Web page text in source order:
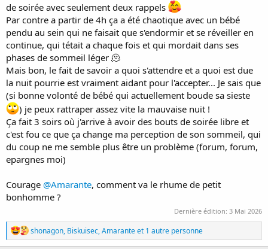
de soirée avec seulement deux rappels
Par contre a partir de 4h ça a été chaotique avec un bébé
pendu au sein qui ne faisait que s'endormir et se réveiller en
continue, qui tétait a chaque fois et qui mordait dans ses
phases de sommeil léger 🫠
Mais bon, le fait de savoir a quoi s'attendre et a quoi est due
la nuit pourrie est vraiment aidant pour l'accepter... Je sais que
(si bonne volonté de bébé qui actuellement boude sa sieste
) je peux rattraper assez vite la mauvaise nuit !
Ça fait 3 soirs où j'arrive à avoir des bouts de soirée libre et
c'est fou ce que ça change ma perception de son sommeil, qui
du coup ne me semble plus être un problème (forum, forum,
epargnes moi)
Courage @Amarante, comment va le rhume de petit
bonhomme ?
Dernière édition: 3 Mai 2026
R
é
shonagon, Biskuisec,Amaranteet 1 autre personne